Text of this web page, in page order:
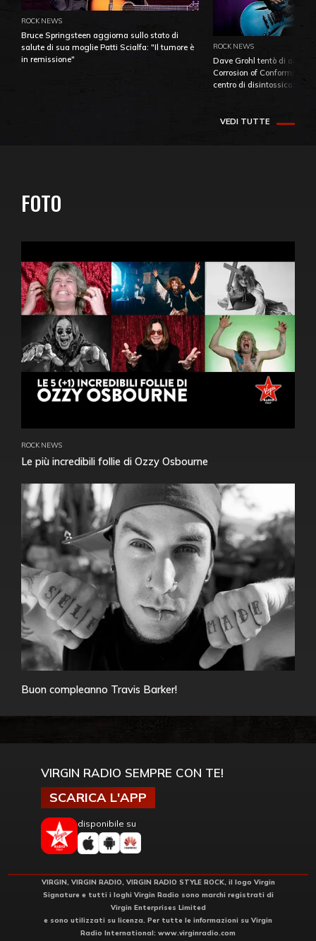
ROCK NEWS
Bruce Springsteen aggiorna sullo stato di
salute di sua moglie Patti Scialfa: "Il tumore è
in remissione"
ROCK NEWS
Dave Grohl tentò di
Corrosion of Conformity
centro di
VEDI TUTTE
FOTO
ROCK NEWS
Le più incredibili follie di Ozzy Osbourne
Buon compleanno Travis Barker!
VIRGIN RADIO SEMPRE CON TE!
SCARICA L'APP
disponibile su
VIRGIN, VIRGIN RADIO, VIRGIN RADIO STYLE ROCK, il logo Virgin
Signature e tutti i loghi Virgin Radio sono marchi registrati di
Virgin Enterprises Limited
e sono utilizzati su licenza. Per tutte le informazioni su Virgin
Radio International: www.virginradio.com